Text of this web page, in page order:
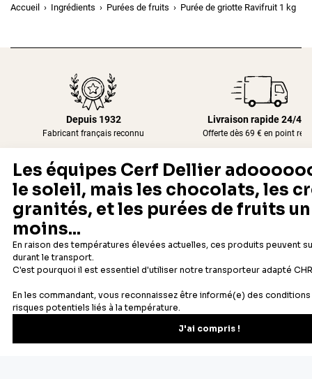
Accueil Ingrédients Purées de fruits Purée de griotte Ravifruit 1 kg
Depuis 1932
Fabricant français reconnu
Livraison rapide 24/48h
Offerte dès 69 € en point
Newsletter
Recevez les recettes, astuces et offres spéciales.
S'inscrire
Vous pourrez vous désinscrire depuis votre espace client.